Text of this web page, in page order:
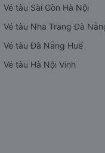
Vé tàu Sài Gòn Hà Nội
Vé tàu Nha Trang Đà
Vé tàu Đà Nẵng Huế
Vé tàu Hà Nội Vinh